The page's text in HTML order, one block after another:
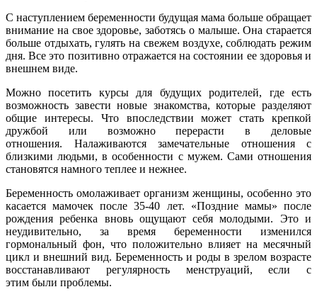
С наступлением беременности будущая мама больше обращает
внимание на свое здоровье, заботясь о малыше. Она старается
больше отдыхать, гулять на свежем воздухе, соблюдать режим
дня. Все это позитивно отражается на состоянии ее здоровья и
внешнем виде.
Можно посетить курсы для будущих родителей, где есть
возможность завести новые знакомства, которые разделяют
общие интересы. Что впоследствии может стать крепкой
дружбой или возможно перерасти в деловые
отношения. Налаживаются замечательные отношения с
близкими людьми, в особенности с мужем. Сами отношения
становятся намного теплее и нежнее.
Беременность омолаживает организм женщины, особенно это
касается мамочек после 35-40 лет. «Поздние мамы» после
рождения ребенка вновь ощущают себя молодыми. Это и
неудивительно, за время беременности изменился
гормональный фон, что положительно влияет на месячный
цикл и внешний вид. Беременность и роды в зрелом возрасте
восстанавливают регулярность менструаций, если с
этим были проблемы.